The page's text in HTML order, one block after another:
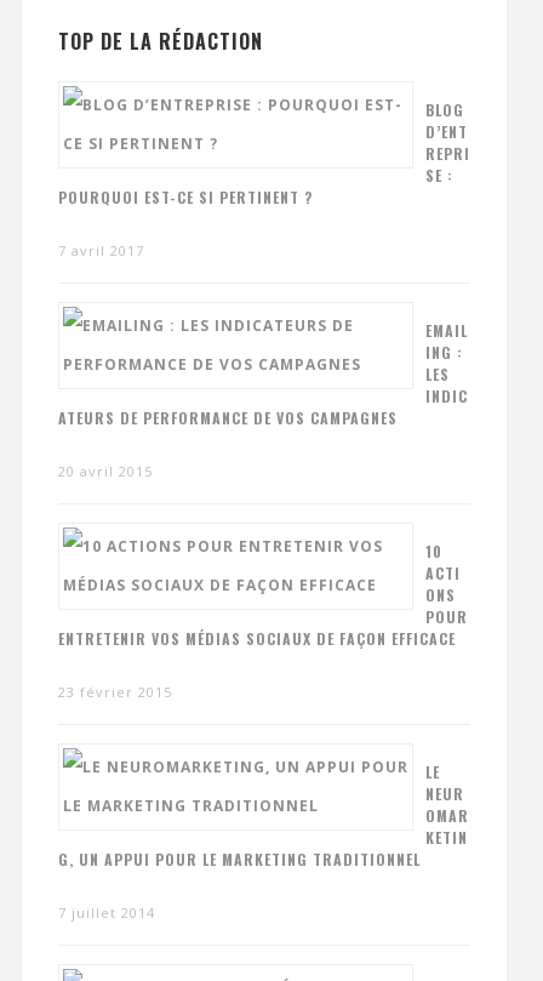
TOP DE LA RÉDACTION
BLOG
D’ENT
REPRI
SE :
POURQUOI EST-CE SI PERTINENT ?
7 avril 2017
EMAIL
ING :
LES
INDIC
ATEURS DE PERFORMANCE DE VOS CAMPAGNES
20 avril 2015
10
ACTI
ONS
POUR
ENTRETENIR VOS MÉDIAS SOCIAUX DE FAÇON EFFICACE
23 février 2015
LE
NEUR
OMAR
KETIN
G, UN APPUI POUR LE MARKETING TRADITIONNEL
7 juillet 2014